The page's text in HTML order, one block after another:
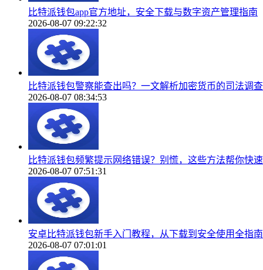
比特派钱包app官方地址，安全下载与数字资产管理指南
2026-08-07 09:22:32
比特派钱包警察能查出吗？一文解析加密货币的司法调
2026-08-07 08:34:53
比特派钱包频繁提示网络错误？别慌，这些方法帮你快
2026-08-07 07:51:31
安卓比特派钱包新手入门教程，从下载到安全使用全指南
2026-08-07 07:01:01